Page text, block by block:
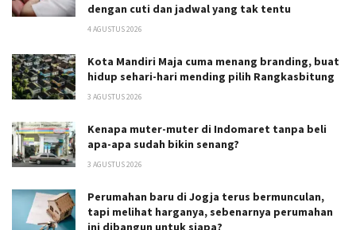
dengan cuti dan jadwal yang tak tentu
4 AGUSTUS 2026
Kota Mandiri Maja cuma menang branding, buat
hidup sehari-hari mending pilih Rangkasbitung
3 AGUSTUS 2026
Kenapa muter-muter di Indomaret tanpa beli
apa-apa sudah bikin senang?
3 AGUSTUS 2026
Perumahan baru di Jogja terus bermunculan,
tapi melihat harganya, sebenarnya perumahan
ini dibangun untuk siapa?